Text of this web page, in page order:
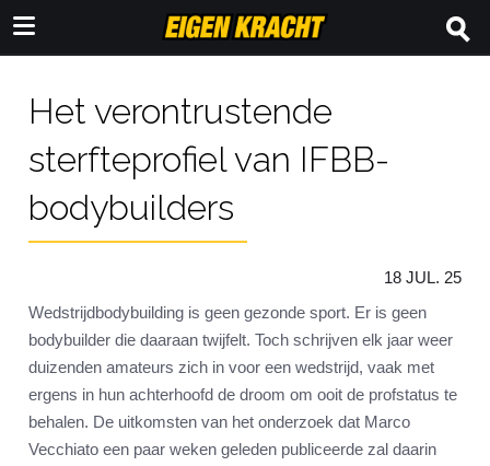
Het verontrustende
sterfteprofiel van IFBB-
bodybuilders
18 JUL. 25
Wedstrijdbodybuilding is geen gezonde sport. Er is geen
bodybuilder die daaraan twijfelt. Toch schrijven elk jaar weer
duizenden amateurs zich in voor een wedstrijd, vaak met
ergens in hun achterhoofd de droom om ooit de profstatus te
behalen. De uitkomsten van het onderzoek dat Marco
Vecchiato een paar weken geleden publiceerde zal daarin